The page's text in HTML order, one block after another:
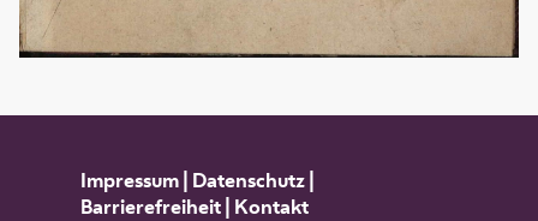
Impressum| Datenschutz|
Barrierefreiheit| Kontakt